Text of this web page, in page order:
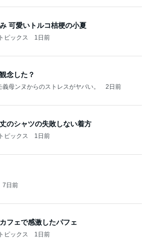
可愛いトルコ桔梗の小夏
ピックス 1日前
念した？
義母ンヌからのストレスがヤバい。 2日前
のシャツの失敗しない着方
ピックス 1日前
7日前
フェで感激したパフェ
ピックス 1日前